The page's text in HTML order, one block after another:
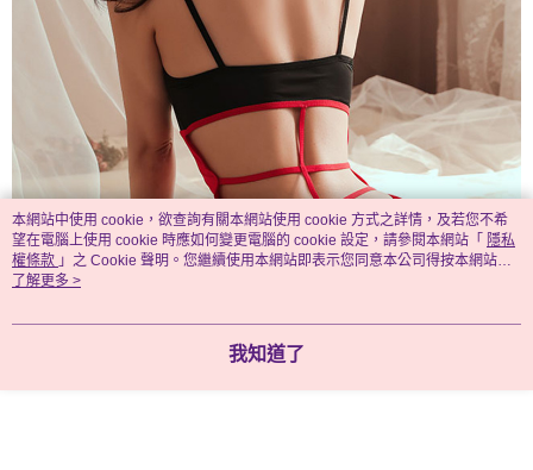
本網站中使用 cookie，欲查詢有關本網站使用 cookie 方式之詳情，及若您不希
望在電腦上使用 cookie 時應如何變更電腦的 cookie 設定，請參閱本網站「 隱私
權條款 」之 Cookie 聲明。您繼續使用本網站即表示您同意本公司得按本網站使
用條款之 Cookie 聲明使用 cookie。
了解更多 >
我知道了